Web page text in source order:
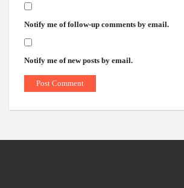
Notify me of follow-up comments by email.
Notify me of new posts by email.